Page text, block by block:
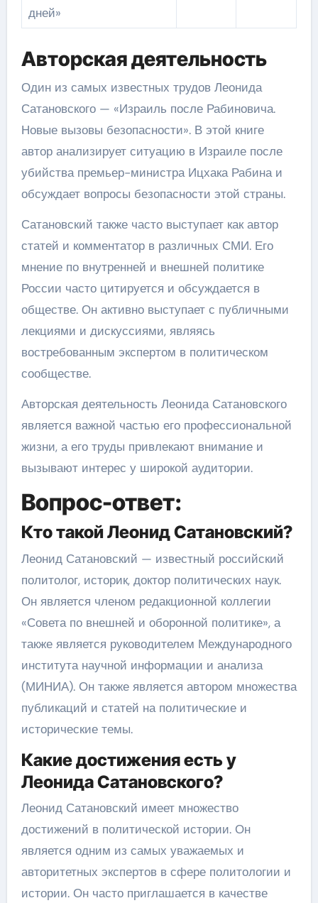
дней»
Авторская деятельность
Один из самых известных трудов Леонида
Сатановского — «Израиль после Рабиновича.
Новые вызовы безопасности». В этой книге
автор анализирует ситуацию в Израиле после
убийства премьер-министра Ицхака Рабина и
обсуждает вопросы безопасности этой страны.
Сатановский также часто выступает как автор
статей и комментатор в различных СМИ. Его
мнение по внутренней и внешней политике
России часто цитируется и обсуждается в
обществе. Он активно выступает с публичными
лекциями и дискуссиями, являясь
востребованным экспертом в политическом
сообществе.
Авторская деятельность Леонида Сатановского
является важной частью его профессиональной
жизни, а его труды привлекают внимание и
вызывают интерес у широкой аудитории.
Вопрос-ответ:
Кто такой Леонид Сатановский?
Леонид Сатановский — известный российский
политолог, историк, доктор политических наук.
Он является членом редакционной коллегии
«Совета по внешней и оборонной политике», а
также является руководителем Международного
института научной информации и анализа
(МИНИА). Он также является автором множества
публикаций и статей на политические и
исторические темы.
Какие достижения есть у
Леонида Сатановского?
Леонид Сатановский имеет множество
достижений в политической истории. Он
является одним из самых уважаемых и
авторитетных экспертов в сфере политологии и
истории. Он часто приглашается в качестве